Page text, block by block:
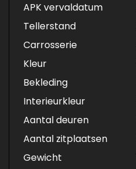
APK vervaldatum
Tellerstand
Carrosserie
Kleur
Bekleding
Interieurkleur
Aantal deuren
Aantal zitplaatsen
Gewicht